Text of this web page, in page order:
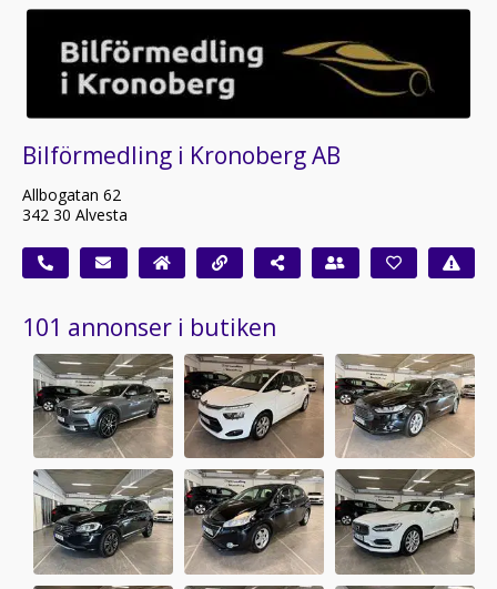
Bilförmedling i Kronoberg AB
Allbogatan 62
342 30 Alvesta
101 annonser i butiken